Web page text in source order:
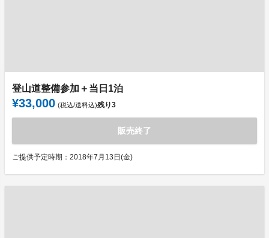
登山道整備参加＋当日1泊
¥33,000 (税込/送料込)残り3
販売終了
ご提供予定時期：2018年7月13日(金)